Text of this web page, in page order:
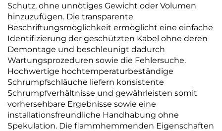
Schutz, ohne unnötiges Gewicht oder Volumen
hinzuzufügen. Die transparente
Beschriftungsmöglichkeit ermöglicht eine einfache
Identifizierung der geschützten Kabel ohne deren
Demontage und beschleunigt dadurch
Wartungsprozeduren sowie die Fehlersuche.
Hochwertige hochtemperaturbeständige
Schrumpfschläuche liefern konsistente
Schrumpfverhältnisse und gewährleisten somit
vorhersehbare Ergebnisse sowie eine
installationsfreundliche Handhabung ohne
Spekulation. Die flammhemmenden Eigenschaften